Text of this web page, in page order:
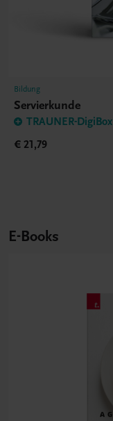
Bildung
Servierkunde
TRAUNER-DigiBox
€ 21,79
E-Books